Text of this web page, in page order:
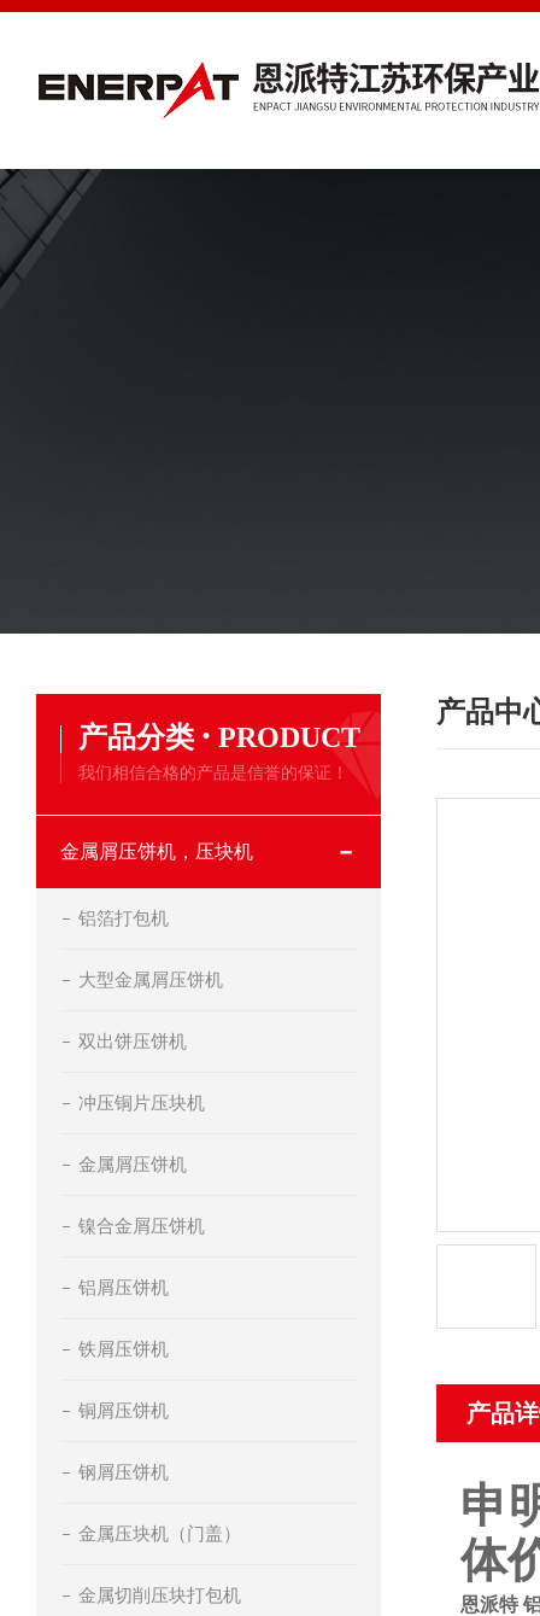
产品分类 · PRODUCT
我们相信合格的产品是信誉的保证！
金属屑压饼机，压块机
铝箔打包机
大型金属屑压饼机
双出饼压饼机
冲压铜片压块机
金属屑压饼机
镍合金屑压饼机
铝屑压饼机
铁屑压饼机
铜屑压饼机
钢屑压饼机
金属压块机（门盖）
金属切削压块打包机
产品中
产品
申
体
恩派特